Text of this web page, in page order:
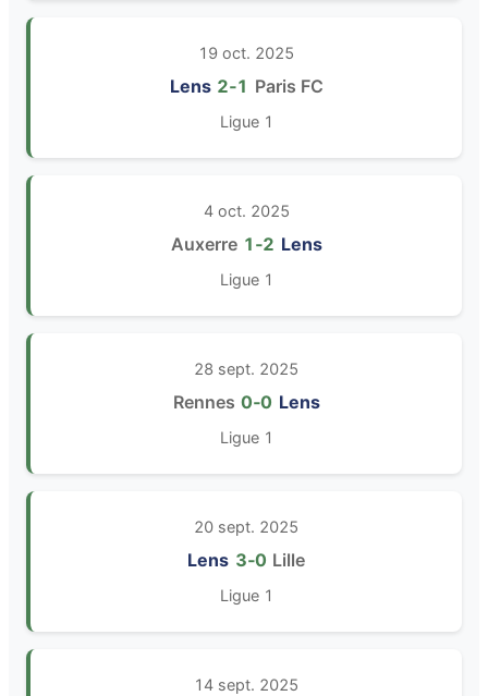
19 oct. 2025
Lens 2‑1 Paris FC
Ligue 1
4 oct. 2025
Auxerre 1‑2 Lens
Ligue 1
28 sept. 2025
Rennes 0‑0 Lens
Ligue 1
20 sept. 2025
Lens 3‑0 Lille
Ligue 1
14 sept. 2025